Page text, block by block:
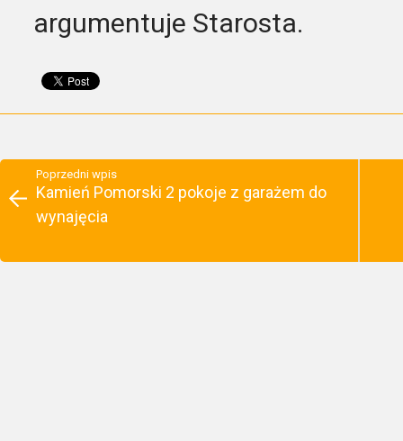
argumentuje Starosta.
Poprzedni wpis
Kamień Pomorski 2 pokoje z garażem do
wynajęcia